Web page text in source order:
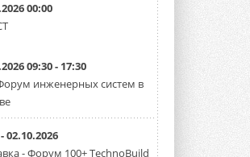
Electric создаёт в США новую
MEHITS US Inc. ...
использование
инверторов
2026 года Федеральная
по связи США (FCC) обновила
перечень Covered ...
2026
00:00
09:30 - 17:30
инженерных систем в
02.10.2026
- Форум 100+ TechnoBuild